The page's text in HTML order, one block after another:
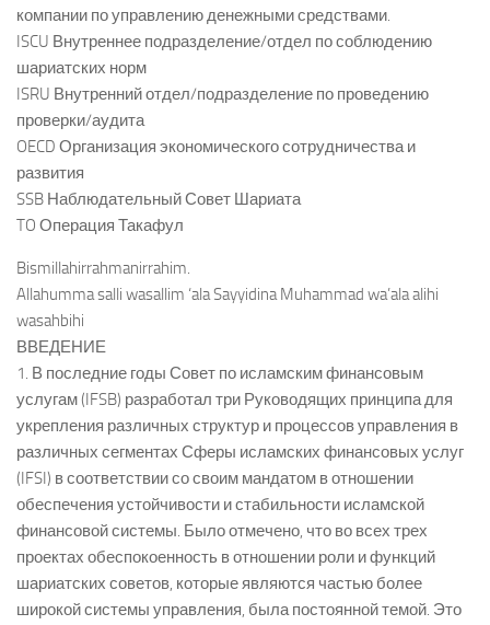
компании по управлению денежными средствами.
ISCU Внутреннее подразделение/отдел по соблюдению
шариатских норм
ISRU Внутренний отдел/подразделение по проведению
проверки/аудита
OECD Организация экономического сотрудничества и
развития
SSB Наблюдательный Совет Шариата
TO Операция Такафул
Bismillahirrahmanirrahim.
Allahumma salli wasallim ‘ala Sayyidina Muhammad wa’ala alihi
wasahbihi
ВВЕДЕНИЕ
1. В последние годы Совет по исламским финансовым
услугам (IFSB) разработал три Руководящих принципа для
укрепления различных структур и процессов управления в
различных сегментах Сферы исламских финансовых услуг
(IFSI) в соответствии со своим мандатом в отношении
обеспечения устойчивости и стабильности исламской
финансовой системы. Было отмечено, что во всех трех
проектах обеспокоенность в отношении роли и функций
шариатских советов, которые являются частью более
широкой системы управления, была постоянной темой. Это